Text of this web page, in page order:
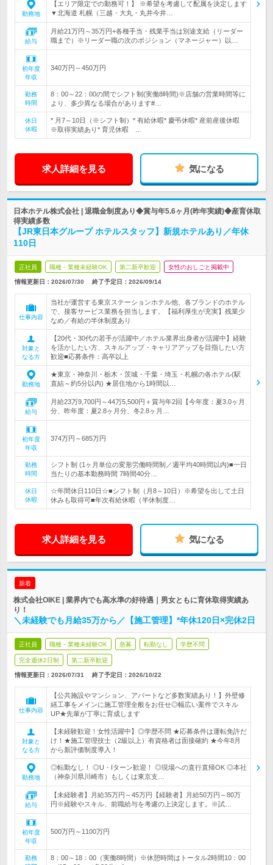
勤務地
【エリア限定での勤務可！】 ※希望を考慮して配属を決定します
▼北海道 札幌（三越・大丸・丸井今井…
給与
月給21万円～35万円+各種手当・残業手当は別途支給（リーダー
職まで）※リーダー職の次のポジション（マネージャー）以…
初年度
年収
340万円～450万円
勤務
時間
8：00～22：00の間でシフト制(実働8時間)※店舗の営業時間等に
より、多少異なる場合があります#…
休日
休暇
* 月7～10日（※シフト制）* 有給休暇* 慶弔休暇* 産前産後休暇
※取得実績あり* 育児休暇 …
求人詳細を見る 気になる
日本ホテル株式会社 | 退職金制度あり◆賞与年5.6ヶ月(昨年実績)◆産育休取
得実績多数
【JR東日本グループ ホテルスタッフ】新規ホテルあり／年休
110日
正社員 職種・業種未経験OK 第二新卒歓迎 女性のおしごと掲載中
情報更新日：2026/07/30 終了予定日： 2026/09/14
仕事内容
当社が運営する東京ステーションホテル他、各ブランドのホテル
で、接客サービス業務を担当します。【福利厚生が充実】残業少
なめ／有給の半休制度あり
対象と
なる方
【20代・30代の若手が活躍中／ホテル業界出身者が活躍中】経験
を活かしたい方、スキルアップ・キャリアアップを目指したい方
歓迎■応募条件：高卒以上
勤務地
★東京・神奈川・栃木・茨城・千葉・埼玉・札幌の各ホテル(駅
直結～約5分以内) ★居住地から1時間以…
給与
月給23万9,700円～44万5,500円＋賞与年2回【今年度：夏3.0ヶ月
分、昨年度：夏2.8ヶ月分、冬2.8ヶ月…
初年度
年収
374万円～685万円
勤務
時間
シフト制 (1ヶ月単位の変形労働時間制／週平均40時間以内)■一日
当たりの基本勤務時間 7時間40分…
休日
休暇
☆年間休日110日☆■シフト制（月8～10日）※希望を出して土日
休みも取得可■年次有給休暇（半休制度…
求人詳細を見る 気になる
新着
株式会社OIKE | 業界内でも高水準の好待遇｜男女ともに育休取得実績あ
り！
＼未経験でも月給35万から／【施工管理】*年休120日×完休2日
正社員 職種・業種未経験OK 急募 転勤なし 学歴不問
完全週休2日制 第二新卒歓迎
情報更新日：2026/07/31 終了予定日： 2026/10/22
仕事内容
【公共施設やマンション、アパートなど多数実績あり！】外壁修
繕工事をメインに施工管理全般をお任せ◎幅広い案件でスキル
UP★先輩が丁寧に育成します
対象と
なる方
【未経験歓迎！女性活躍中】◎学歴不問 ★応募条件は運転免許だ
け！★施工管理技士（2級以上）有資格者は面接確約 ★今年8月
から新評価制度導入！
勤務地
◎転勤なし！ ◎U・Iターン歓迎！ ◎現場への直行直帰OK ◎本社
（神奈川県川崎市）もしくは東京支…
給与
【未経験者】月給35万円～45万円【経験者】月給50万円～80万
円※経験やスキル、前職給与を考慮の上決定します。※試…
初年度
年収
500万円～1100万円
勤務
8：00～18：00（実働8時間）※休憩時間はトータル2時間10：00